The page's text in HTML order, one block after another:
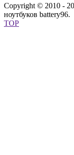
Copyright © 2010 -
ноутбуков battery96.
TOP